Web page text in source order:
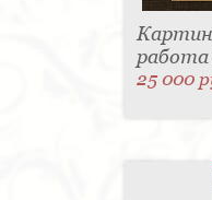
работа
25 000